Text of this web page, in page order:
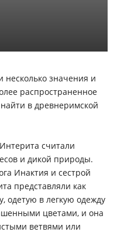
значения и
распространенное
в древнеримской
считали
и дикой природы.
Инактия и сестрой
представляли как
одетую в легкую одежду
цветами, и она
ветвями или